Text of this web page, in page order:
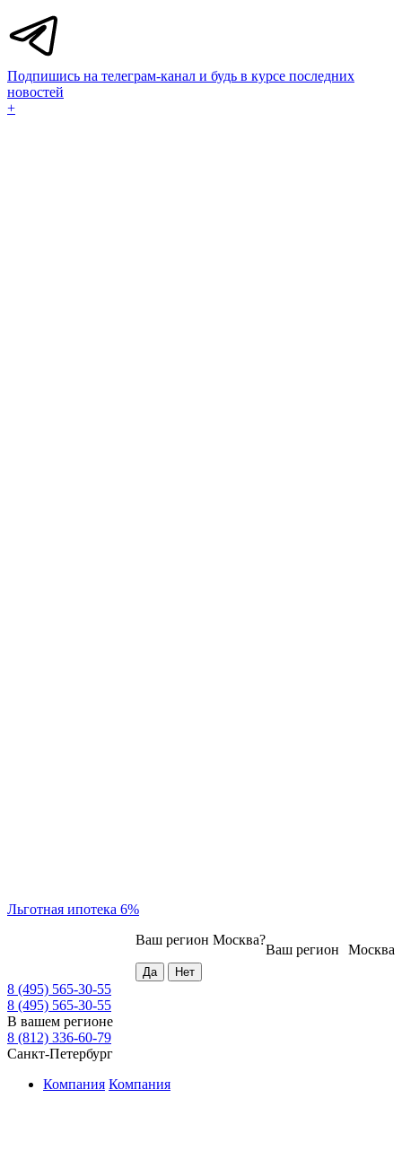
Подпишись на телеграм-канал и будь в курсе последних
новостей
+
Льготная ипотека 6%
Москва
Ваш регион
Ваш регион Москва?
8 (495) 565-30-55
8 (495) 565-30-55
В вашем регионе
8 (812) 336-60-79
Санкт-Петербург
Компания Компания